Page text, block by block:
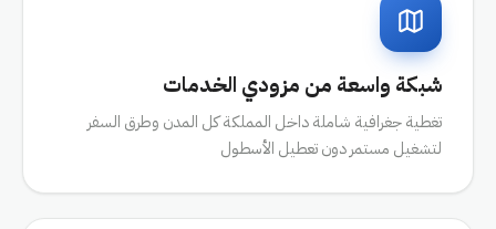
شبكة واسعة من مزودي الخدمات
تغطية جغرافية شاملة داخل المملكة كل المدن وطرق السفر
لتشغيل مستمر دون تعطيل الأسطول